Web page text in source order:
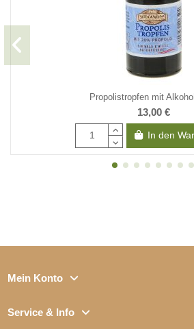
Propolistropfen mit
13,00 €
In den
Mein Konto
Service & Info